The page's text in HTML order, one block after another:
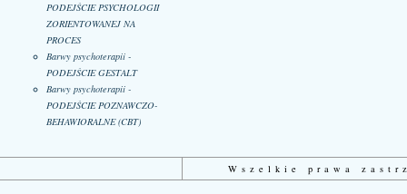
PODEJŚCIE PSYCHOLOGII
ZORIENTOWANEJ NA
PROCES
Barwy psychoterapii -
PODEJŚCIE GESTALT
Barwy psychoterapii -
PODEJŚCIE POZNAWCZO-
BEHAWIORALNE (CBT)
Wszelkie prawa